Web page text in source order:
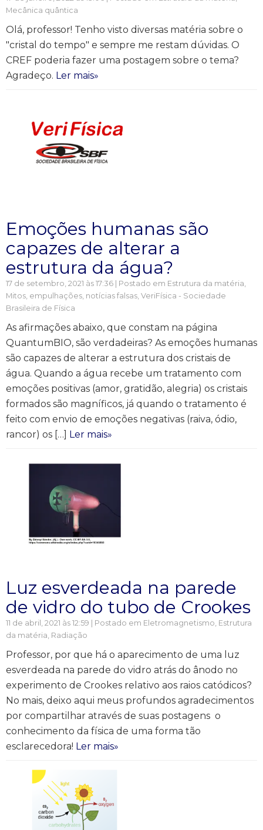
Mecânica quântica
Olá, professor! Tenho visto diversas matéria sobre o
"cristal do tempo" e sempre me restam dúvidas. O
CREF poderia fazer uma postagem sobre o tema?
Agradeço. Ler mais»
Emoções humanas são
capazes de alterar a
estrutura da água?
17 de setembro, 2021 às 17:36 | Postado em Estrutura da matéria,
Mitos, empulhações, notícias falsas, VeriFísica - Sociedade
Brasileira de Física
As afirmações abaixo, que constam na página
QuantumBIO, são verdadeiras? As emoções humanas
são capazes de alterar a estrutura dos cristais de
água. Quando a água recebe um tratamento com
emoções positivas (amor, gratidão, alegria) os cristais
formados são magníficos, já quando o tratamento é
feito com envio de emoções negativas (raiva, ódio,
rancor) os […] Ler mais»
Luz esverdeada na parede
de vidro do tubo de Crookes
11 de abril, 2021 às 12:59 | Postado em Eletromagnetismo, Estrutura
da matéria, Radiação
Professor, por que há o aparecimento de uma luz
esverdeada na parede do vidro atrás do ânodo no
experimento de Crookes relativo aos raios catódicos?
No mais, deixo aqui meus profundos agradecimentos
por compartilhar através de suas postagens o
conhecimento da física de uma forma tão
esclarecedora! Ler mais»